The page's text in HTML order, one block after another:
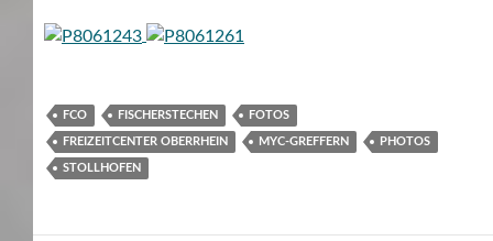
FCO FISCHERSTECHEN FOTOS
FREIZEITCENTER OBERRHEIN MYC-GREFFERN PHOTOS
STOLLHOFEN